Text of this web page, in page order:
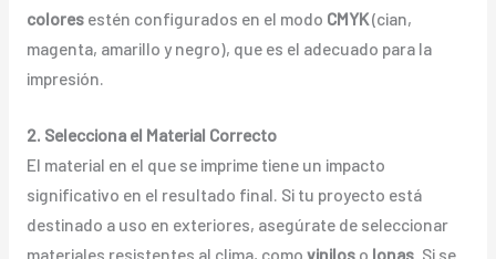
coloresestén configurados en el modo CMYK(cian,
magenta, amarillo y negro), que es el adecuado para la
impresión.
2. Selecciona el Material Correcto
El material en el que se imprime tiene un impacto
significativo en el resultado final. Si tu proyecto está
destinado a uso en exteriores, asegúrate de seleccionar
materiales resistentes al clima, como viniloso lonas. Si se